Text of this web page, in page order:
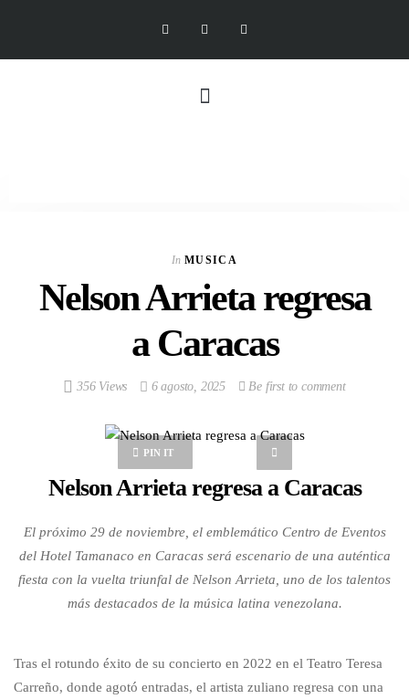
In MUSICA
Nelson Arrieta regresa
a Caracas
356 Views 6 agosto, 2025 Be first to comment
PIN IT
Nelson Arrieta regresa a Caracas
El próximo 29 de noviembre, el emblemático Centro de Eventos
del Hotel Tamanaco en Caracas será escenario de una auténtica
fiesta con la vuelta triunfal de Nelson Arrieta, uno de los talentos
más destacados de la música latina venezolana.
Tras el rotundo éxito de su concierto en 2022 en el Teatro Teresa
Carreño, donde agotó entradas, el artista zuliano regresa con una